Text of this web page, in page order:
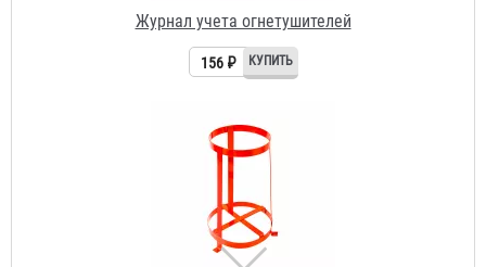
202 ₽